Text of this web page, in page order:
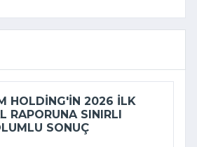
HOLDING'IN 2026 ILK
RAPORUNA SINIRLI
SONUÇ